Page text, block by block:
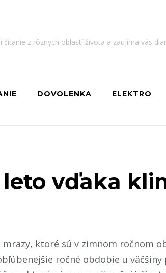
čítanie z rôznych oblastí života a zaujíma vás
DOVOLENKA ELEKTRO
vďaka
ktoré sú v zimnom ročnom
ročné obdobie u